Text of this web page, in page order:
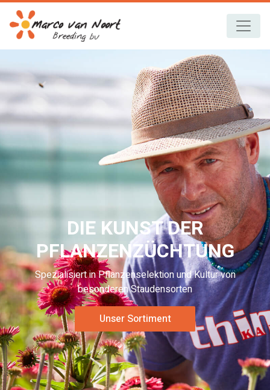
DIE KUNST DER
PFLANZENZÜCHTUNG
Spezialisiert in Pflanzenselektion und Kultur von
besonderen Staudensorten
Unser Sortiment